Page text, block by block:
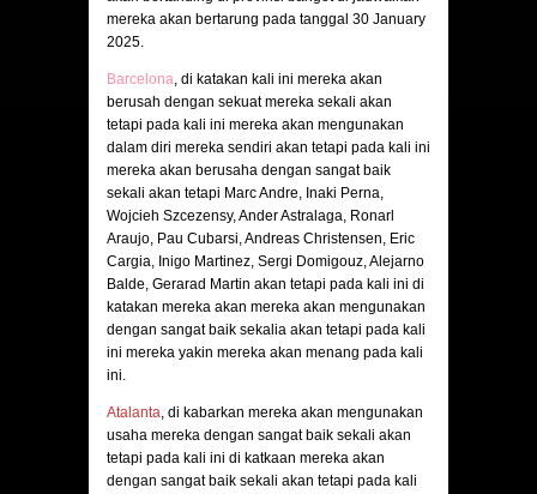
mereka akan bertarung pada tanggal 30 January
2025.
Barcelona, di katakan kali ini mereka akan
berusah dengan sekuat mereka sekali akan
tetapi pada kali ini mereka akan mengunakan
dalam diri mereka sendiri akan tetapi pada kali ini
mereka akan berusaha dengan sangat baik
sekali akan tetapi Marc Andre, Inaki Perna,
Wojcieh Szcezensy, Ander Astralaga, Ronarl
Araujo, Pau Cubarsi, Andreas Christensen, Eric
Cargia, Inigo Martinez, Sergi Domigouz, Alejarno
Balde, Gerarad Martin akan tetapi pada kali ini di
katakan mereka akan mereka akan mengunakan
dengan sangat baik sekalia akan tetapi pada kali
ini mereka yakin mereka akan menang pada kali
ini.
Atalanta, di kabarkan mereka akan mengunakan
usaha mereka dengan sangat baik sekali akan
tetapi pada kali ini di katkaan mereka akan
dengan sangat baik sekali akan tetapi pada kali